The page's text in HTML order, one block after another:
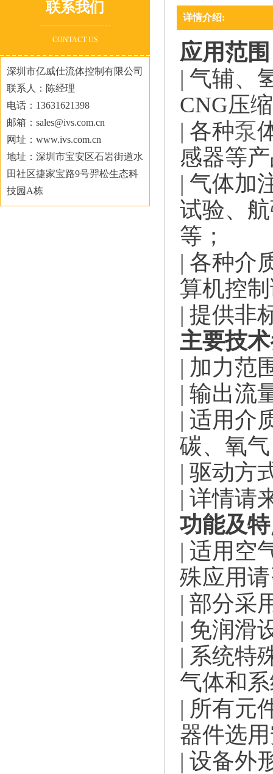
联系我们
CONTACT US
深圳市亿威仕流体控制有限公司
联系人：陈经理
电话：13631621398
邮箱：sales@ivs.com.cn
网址：www.ivs.com.cn
地址：深圳市宝安区石岩街道水
田社区捷家宝路9号羿松生态科
技园A栋
详情介绍:
应用范
| 气辅、
CNG压
| 各种泵
感器等
| 气体加
试验、
等；
| 各种介
算机控
| 提供非
主要技
| 加力范
| 输出流
| 适用介
碳、氧
| 驱动方
| 详情请
功能及
| 适用空
殊应用
| 部分采
| 免润滑
| 系统特
气体和
| 所有元
器件选
| 设备外